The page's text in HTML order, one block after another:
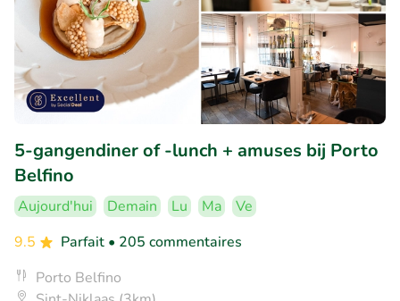
5-gangendiner of -lunch + amuses bij Porto
Belfino
Aujourd'hui Demain Lu Ma
Ve
9.5
Parfait • 205 commentaires
Porto Belfino